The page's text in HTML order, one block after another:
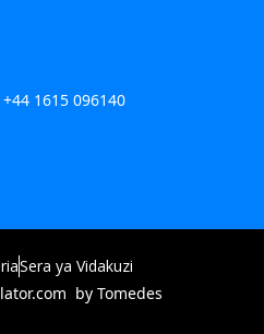
1615 096140
by Tomedes
Sera ya Vidakuzi